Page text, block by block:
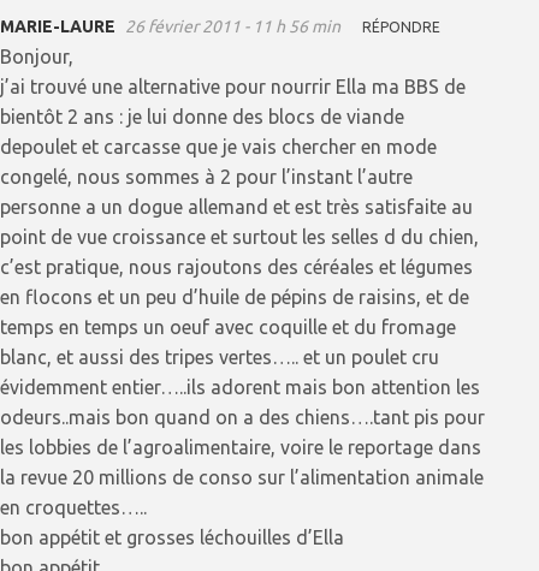
MARIE-LAURE 26 février 2011 - 11 h 56 min RÉPONDRE
Bonjour,
j’ai trouvé une alternative pour nourrir Ella ma BBS de
bientôt 2 ans : je lui donne des blocs de viande
depoulet et carcasse que je vais chercher en mode
congelé, nous sommes à 2 pour l’instant l’autre
personne a un dogue allemand et est très satisfaite au
point de vue croissance et surtout les selles d du chien,
c’est pratique, nous rajoutons des céréales et légumes
en flocons et un peu d’huile de pépins de raisins, et de
temps en temps un oeuf avec coquille et du fromage
blanc, et aussi des tripes vertes….. et un poulet cru
évidemment entier…..ils adorent mais bon attention les
odeurs..mais bon quand on a des chiens….tant pis pour
les lobbies de l’agroalimentaire, voire le reportage dans
la revue 20 millions de conso sur l’alimentation animale
en croquettes…..
bon appétit et grosses léchouilles d’Ella